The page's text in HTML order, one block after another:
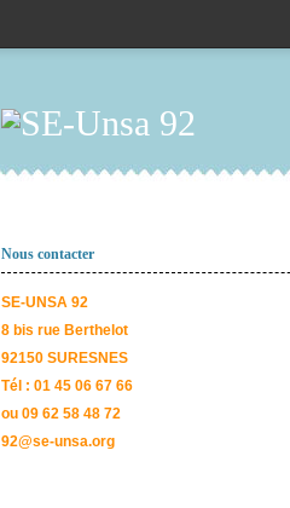
Nous contacter
SE-UNSA 92
8 bis rue Berthelot
92150 SURESNES
Tél : 01 45 06 67 66
ou 09 62 58 48 72
92@se-unsa.org